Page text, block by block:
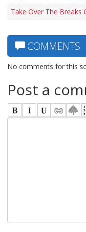
Take Over The Breaks
COMMENTS
No comments for this
Post a